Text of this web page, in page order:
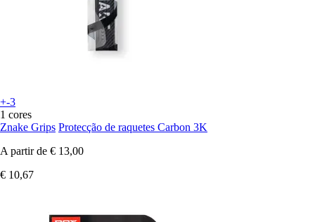
+-3
1 cores
Znake Grips Protecção de raquetes Carbon 3K
A partir de € 13,00
€ 10,67